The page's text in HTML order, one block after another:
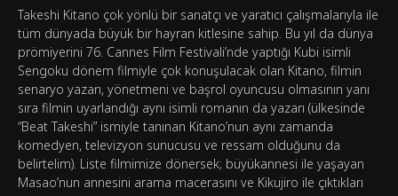
Takeshi Kitano çok yönlü bir sanatçı ve yaratıcı çalışmalarıyla ile
tüm dünyada büyük bir hayran kitlesine sahip. Bu yıl da dünya
prömiyerini 76. Cannes Film Festivali’nde yaptığı Kubi isimli
Sengoku dönem filmiyle çok konuşulacak olan Kitano, filmin
senaryo yazarı, yönetmeni ve başrol oyuncusu olmasının yanı
sıra filmin uyarlandığı aynı isimli romanın da yazarı (ülkesinde
“Beat Takeshi” ismiyle tanınan Kitano’nun aynı zamanda
komedyen, televizyon sunucusu ve ressam olduğunu da
belirtelim). Liste filmimize dönersek; büyükannesi ile yaşayan
Masao’nun annesini arama macerasını ve Kikujiro ile çıktıkları